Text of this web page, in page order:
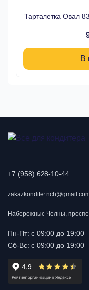
Тарталетка Овал
В
+7 (958) 628-10-44
Набережные Челны,
Пн-Пт: с 09:00 до 19:00
Сб-Вс: с 09:00 до 19:00